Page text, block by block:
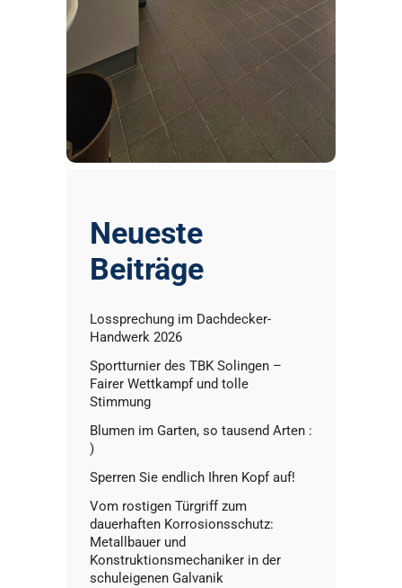
Neueste
Beiträge
Lossprechung im Dachdecker-
Handwerk 2026
Sportturnier des TBK Solingen –
Fairer Wettkampf und tolle
Stimmung
Blumen im Garten, so tausend Arten :
)
Sperren Sie endlich Ihren Kopf auf!
Vom rostigen Türgriff zum
dauerhaften Korrosionsschutz:
Metallbauer und
Konstruktionsmechaniker in der
schuleigenen Galvanik